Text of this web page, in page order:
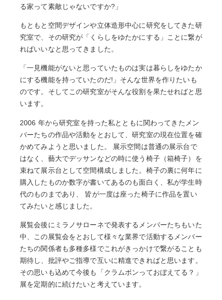
る家って素敵じゃないですか?」
もともと空間デザインや立体造形中心に研究をしてきた研
究室で、その研究が「くらしをゆたかにする」ことに繋が
ればいいなと思ってきました。
「一見機能がないと思っていたものは実は暮らしをゆたか
にする機能を持っていたのだ!」そんな世界を作りたいも
のです。そしてこの研究室がそんな役割を果たせればと思
います。
2006 年から研究室を持った私とともに関わってきたメン
バーたちの作品や活動をとおして、研究室の現在位置を確
かめてみようと思いました。 展示空間は普通の展示台で
はなく、藝大でデッサンなどの時に使う椅子（箱椅子）を
束ねて展示台として空間構成しました。椅子の裏に何年に
購入したものか数字が書いてあるのも面白く、私が学生時
代のものまであり、 皆が一度は座った椅子に作品を置い
てみたいと感じました。
展覧会後にミラノサローネで発表するメンバーたちもいた
中、この展覧会をとおして様々な業界で活動するメンバー
たちの関係者も多種多様でこれがきっかけで繋がることも
期待し、批評やご指導で互いに精進できればと思います。
その思いも込めて今後も「クラムボンっておぼえてる？」
展を定期的に続けたいと考えています。